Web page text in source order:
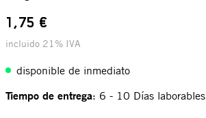
1,75 €
incluido 21% IVA
disponible de inmediato
Tiempo de entrega: 6 - 10 Días laborables